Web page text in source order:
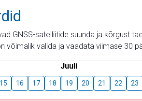
GNSS-satelliitide suunda ja kõrgust
võimalik valida ja vaadata viimase 30
Juuli
15 16 17 18 19 20 21 22 23